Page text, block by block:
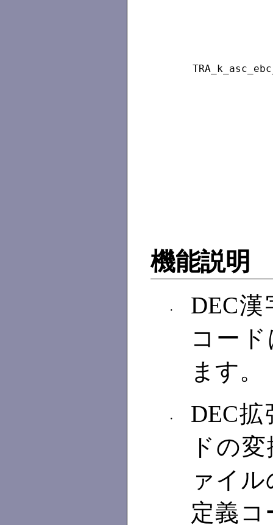
機能説明
・
DEC
コード
ます。
・
DEC
ドの
ァイ
定義コ